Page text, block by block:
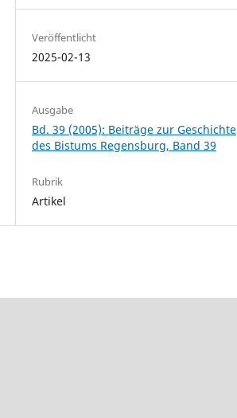
Veröffentlicht
2025-02-13
Ausgabe
Bd. 39 (2005): Beiträge zur Geschichte
des Bistums Regensburg, Band 39
Rubrik
Artikel